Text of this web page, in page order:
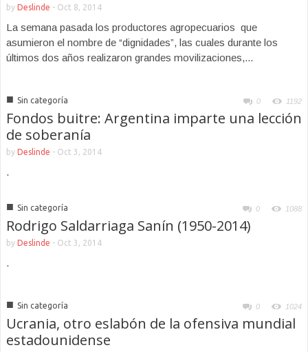
by Deslinde - Oct 8, 2014
La semana pasada los productores agropecuarios que
asumieron el nombre de “dignidades”, las cuales durante los
últimos dos años realizaron grandes movilizaciones,...
■ Sin categoría 0 1192
Fondos buitre: Argentina imparte una lección
de soberanía
by Deslinde - Oct 3, 2014
.
■ Sin categoría 0 1088
Rodrigo Saldarriaga Sanín (1950-2014)
by Deslinde - Oct 3, 2014
.
■ Sin categoría 0 1024
Ucrania, otro eslabón de la ofensiva mundial
estadounidense